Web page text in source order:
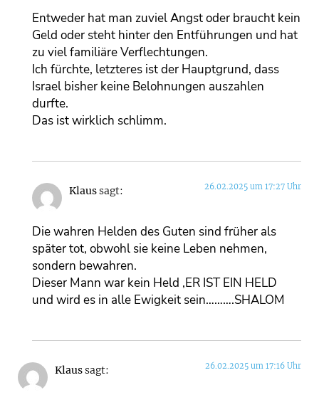
Entweder hat man zuviel Angst oder braucht kein
Geld oder steht hinter den Entführungen und hat
zu viel familiäre Verflechtungen.
Ich fürchte, letzteres ist der Hauptgrund, dass
Israel bisher keine Belohnungen auszahlen
durfte.
Das ist wirklich schlimm.
Klaussagt: 26.02.2025 um 17:27 Uhr
Die wahren Helden des Guten sind früher als
später tot, obwohl sie keine Leben nehmen,
sondern bewahren.
Dieser Mann war kein Held ,ER IST EIN HELD
und wird es in alle Ewigkeit sein……….SHALOM
Klaussagt: 26.02.2025 um 17:16 Uhr